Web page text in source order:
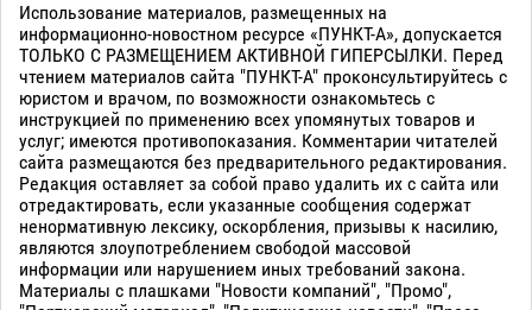
Использование материалов, размещенных на
информационно-новостном ресурсе «ПУНКТ-А», допускается
ТОЛЬКО С РАЗМЕЩЕНИЕМ АКТИВНОЙ ГИПЕРСЫЛКИ. Перед
чтением материалов сайта "ПУНКТ-А" проконсультируйтесь с
юристом и врачом, по возможности ознакомьтесь с
инструкцией по применению всех упомянутых товаров и
услуг; имеются противопоказания. Комментарии читателей
сайта размещаются без предварительного редактирования.
Редакция оставляет за собой право удалить их с сайта или
отредактировать, если указанные сообщения содержат
ненормативную лексику, оскорбления, призывы к насилию,
являются злоупотреблением свободой массовой
информации или нарушением иных требований закона.
Материалы с плашками "Новости компаний", "Промо",